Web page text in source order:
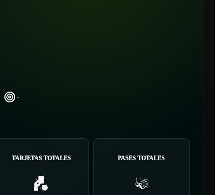
-
TARJETAS TOTALES PASES TOTALES